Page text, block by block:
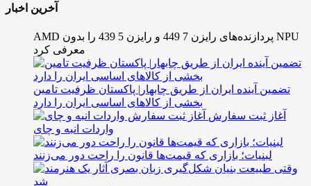
آخرین اخبار
AMD پردازنده‌های رایزن 7 449 و رایزن 5 439 را بدون NPU
معرفی کرد
تضمین آینده ایران از طریق چابهار| پاکستان ظرفیت تامین
بخشی از کالاهای اساسی ایران را دارد
آغاز ثبت سفارش
واردات انبه و چای
لبنیات؛ بازاری که قیمت‌ها قانون را راحت دور می‌زنند